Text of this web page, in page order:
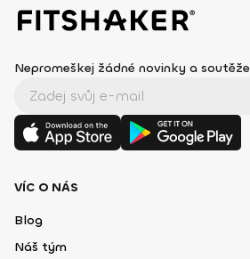
Nepromeškej žádné novinky a soutěže
VÍC O NÁS
Blog
Náš tým